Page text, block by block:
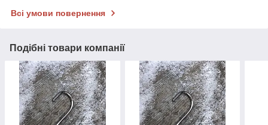
Всі умови повернення
Подібні товари компанії